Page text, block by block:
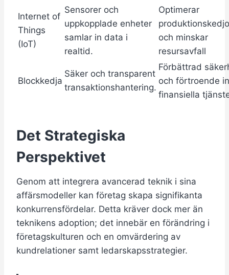
Internet of
Things
(IoT)
Sensorer och
uppkopplade enheter
samlar in data i
realtid.
Optimerar
och minskar
resursavfall
Blockkedja
Säker och transparent
transaktionshantering.
Förbättrad
och förtroende
finansiella
Det Strategiska
Perspektivet
Genom att integrera avancerad teknik i sina
affärsmodeller kan företag skapa signifikanta
konkurrensfördelar. Detta kräver dock mer än
teknikens adoption; det innebär en förändring i
företagskulturen och en omvärdering av
kundrelationer samt ledarskapsstrategier.